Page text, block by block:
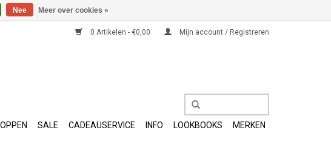
0 Artikelen - €0,00 Mijn account / Registreren
SALE CADEAUSERVICE INFO LOOKBOOKS MERKEN
Nee Meer over cookies »